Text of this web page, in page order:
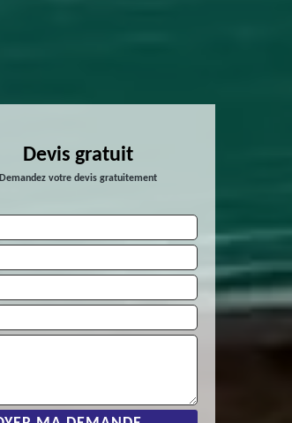
Devis gratuit
Demandez votre devis gratuitement